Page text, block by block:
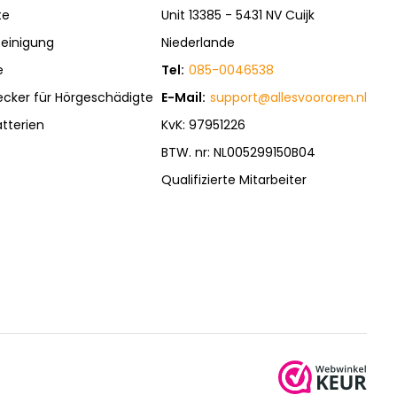
für Hörgeschädigte
Unit 13385 - 5431 NV Cuijk
Niederlande
Tel: 085-0046538
E-Mail: support@allesvoororen.nl
KvK: 97951226
BTW. nr: NL005299150B04
Qualifizierte Mitarbeiter